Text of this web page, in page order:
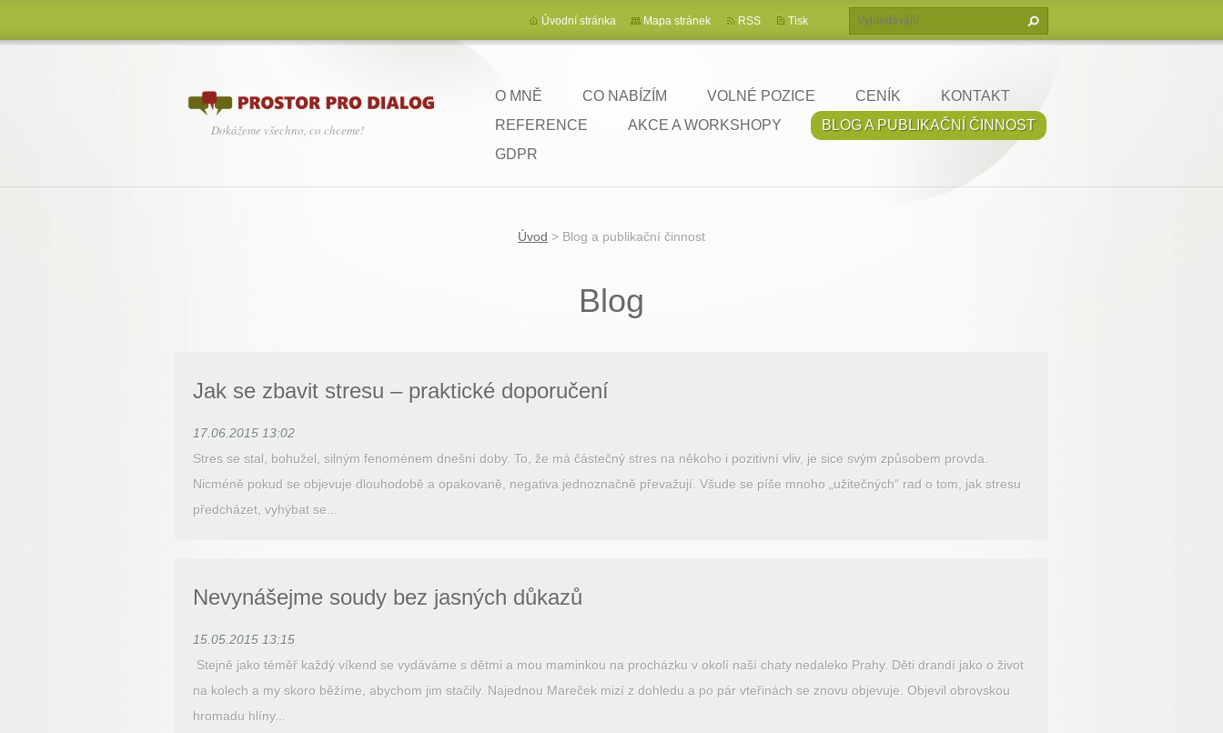
Dokážeme všechno, co chceme!
O MNĚ CO NABÍZÍM VOLNÉ POZICE CENÍK
KONTAKT
REFERENCE
AKCE A WORKSHOPY
BLOG A PUBLIKAČNÍ ČINNOST
GDPR
Úvodní stránka Mapa stránek RSS Tisk
Úvod > Blog a publikační činnost
Blog
Jak se zbavit stresu – praktické doporučení
17.06.2015 13:02
Stres se stal, bohužel, silným fenoménem dnešní doby. To, že má částečný stres na někoho i pozitivní vliv, je sice svým způsobem provda.
Nicméně pokud se objevuje dlouhodobě a opakovaně, negativa jednoznačně převažují. Všude se píše mnoho „užitečných“ rad o tom, jak stresu
předcházet, vyhýbat se...
Nevynášejme soudy bez jasných důkazů
15.05.2015 13:15
Stejně jako téměř každý víkend se vydáváme s dětmi a mou maminkou na procházku v okolí naší chaty nedaleko Prahy. Děti drandí jako o život
na kolech a my skoro běžíme, abychom jim stačily. Najednou Mareček mizí z dohledu a po pár vteřinách se znovu objevuje. Objevil obrovskou
hromadu hlíny...